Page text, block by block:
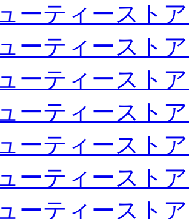
ーティースト
ーティースト
ーティースト
ーティースト
ーティースト
ーティースト
ーティースト